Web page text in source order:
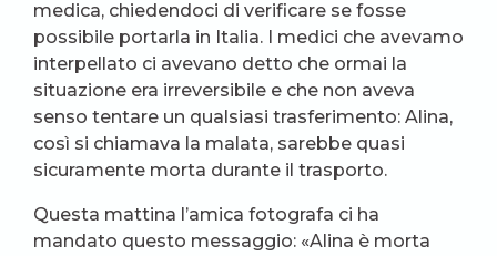
medica, chiedendoci di verificare se fosse
possibile portarla in Italia. I medici che avevamo
interpellato ci avevano detto che ormai la
situazione era irreversibile e che non aveva
senso tentare un qualsiasi trasferimento: Alina,
così si chiamava la malata, sarebbe quasi
sicuramente morta durante il trasporto.
Questa mattina l’amica fotografa ci ha
mandato questo messaggio: «Alina è morta